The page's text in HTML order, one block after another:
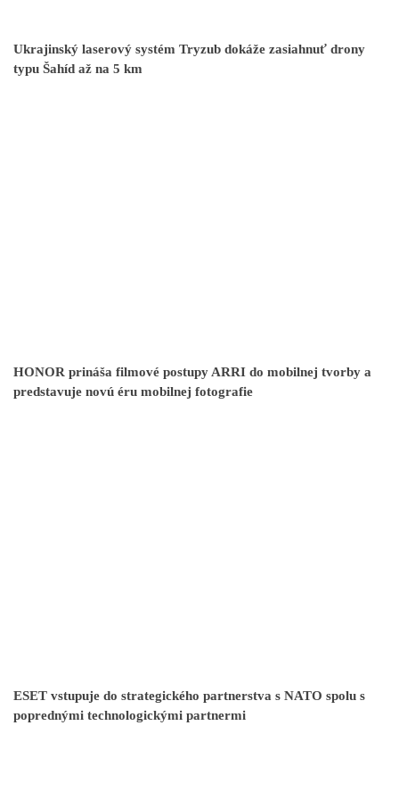
Ukrajinský laserový systém Tryzub dokáže zasiahnuť drony
typu Šahíd až na 5 km
HONOR prináša filmové postupy ARRI do mobilnej tvorby a
predstavuje novú éru mobilnej fotografie
ESET vstupuje do strategického partnerstva s NATO spolu s
poprednými technologickými partnermi